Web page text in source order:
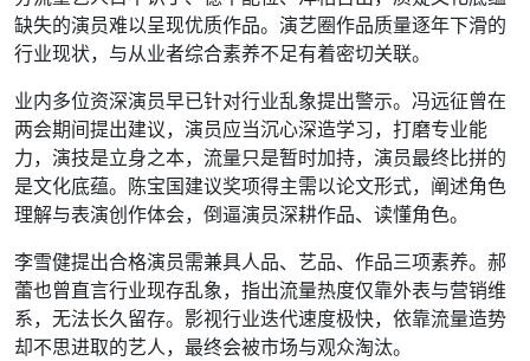
缺失的演员难以呈现优质作品。演艺圈作品质量逐年下滑的
行业现状，与从业者综合素养不足有着密切关联。
业内多位资深演员早已针对行业乱象提出警示。冯远征曾在
两会期间提出建议，演员应当沉心深造学习，打磨专业能
力，演技是立身之本，流量只是暂时加持，演员最终比拼的
是文化底蕴。陈宝国建议奖项得主需以论文形式，阐述角色
理解与表演创作体会，倒逼演员深耕作品、读懂角色。
李雪健提出合格演员需兼具人品、艺品、作品三项素养。郝
蕾也曾直言行业现存乱象，指出流量热度仅靠外表与营销维
系，无法长久留存。影视行业迭代速度极快，依靠流量造势
却不思进取的艺人，最终会被市场与观众淘汰。